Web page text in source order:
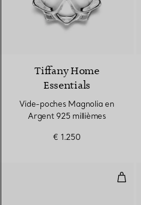
Tiffany Home
Essentials
Vide-poches Magnolia en
Argent 925 millièmes
€ 1.250